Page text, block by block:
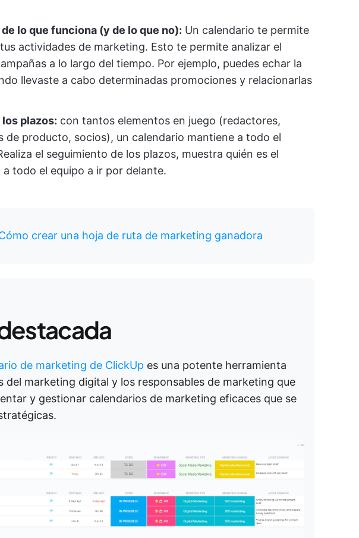
lo que funciona (y de lo que no): Un calendario te permite
actividades de marketing. Esto te permite analizar el
a lo largo del tiempo. Por ejemplo, puedes echar la
llevaste a cabo determinadas promociones y relacionarlas
plazos: con tantos elementos en juego (redactores,
de producto, socios), un calendario mantiene a todo el
el seguimiento de los plazos, muestra quién es el
a todo el equipo a ir por delante.
crear una hoja de ruta de marketing ganadora
de marketing de ClickUp es una potente herramienta
del marketing digital y los responsables de marketing que
y gestionar calendarios de marketing eficaces que se